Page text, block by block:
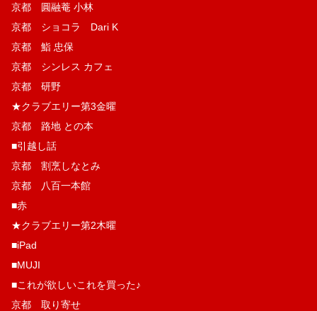
京都 圓融菴 小林
京都 ショコラ Dari K
京都 鮨 忠保
京都 シンレス カフェ
京都 研野
★クラブエリー第3金曜
京都 路地 との本
■引越し話
京都 割烹しなとみ
京都 八百一本館
■赤
★クラブエリー第2木曜
■iPad
■MUJI
■これが欲しいこれを買った♪
京都 取り寄せ